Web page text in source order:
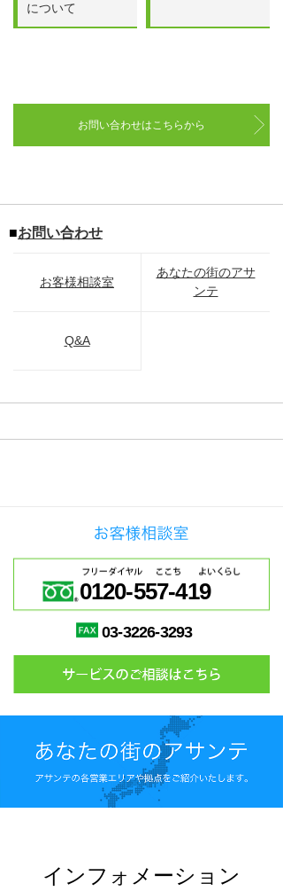
について
お問い合わせはこちらから
■お問い合わせ
お客様相談室
あなたの街のアサ
ンテ
Q&A
0120-557-419
03-3226-3293
インフォメーション